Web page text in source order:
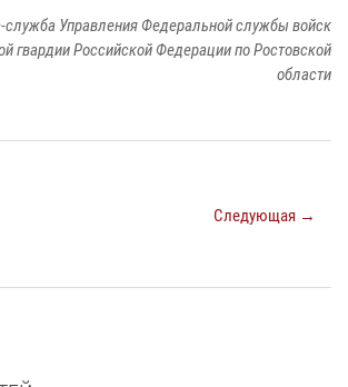
служба Управления Федеральной службы войск
гвардии Российской Федерации по Ростовской
области
Следующая →